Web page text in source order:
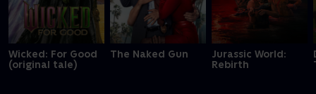
Wicked: For Good
(original tale)
The Naked Gun
Jurassic World:
Rebirth